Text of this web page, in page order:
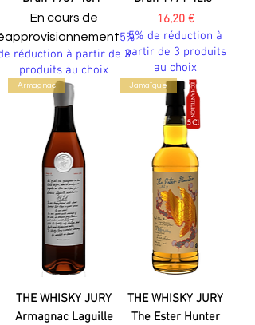
En cours de
5%
réduction à partir de 3
produits au choix
Prix
16,20 €
5% de réduction à
partir de 3 produits
au choix
Armagnac
THE WHISKY JURY
Armagnac Laguille
Jamaïque
THE WHISKY JURY
The Ester Hunter